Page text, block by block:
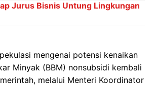
Jurus Bisnis Untung Lingkungan
mengenai potensi kenaikan
Minyak (BBM) nonsubsidi kembali
melalui Menteri Koordinator